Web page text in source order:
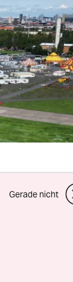
Gerade nicht